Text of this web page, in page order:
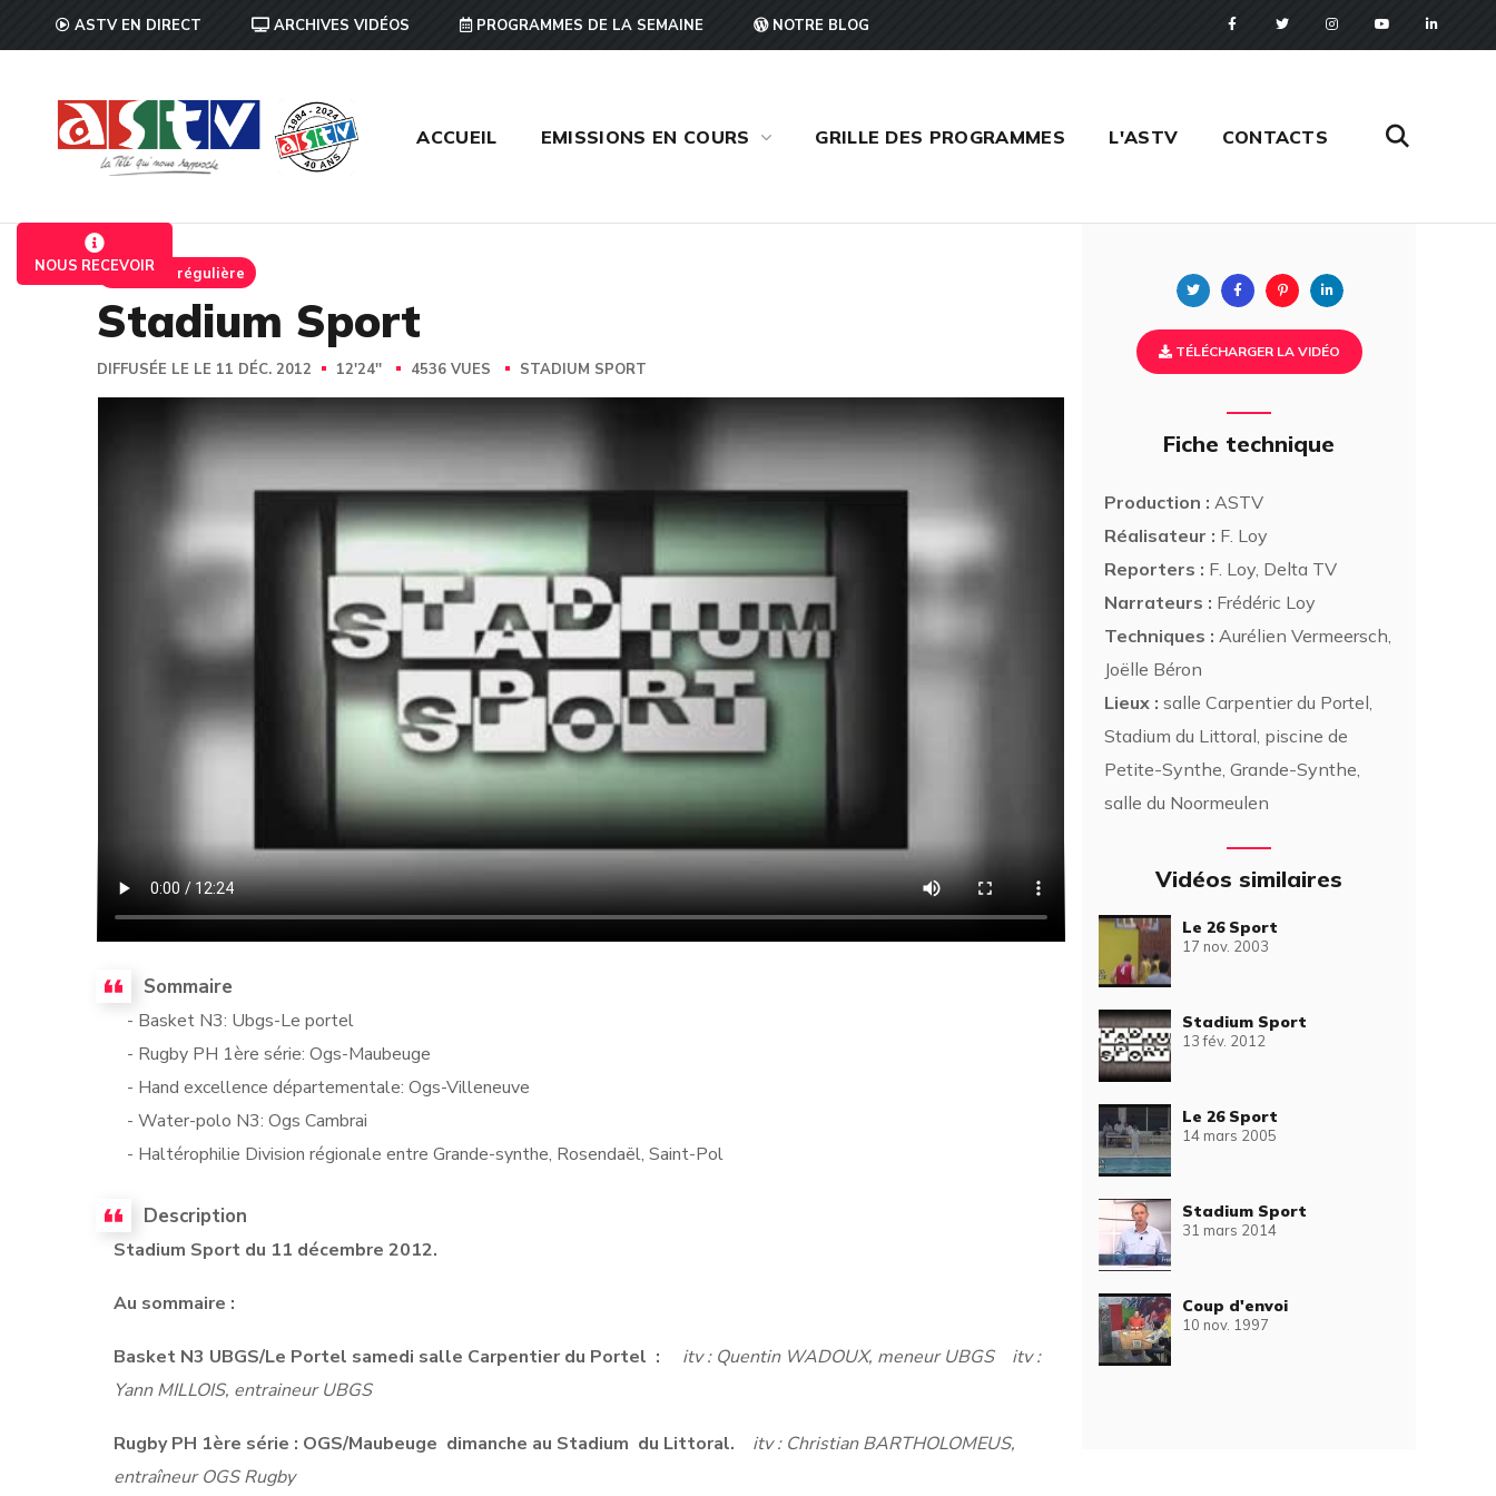
ASTV EN DIRECT ARCHIVES VIDÉOS PROGRAMMES DE LA SEMAINE NOTRE BLOG
ACCUEIL EMISSIONS EN COURS GRILLE DES PROGRAMMES L'ASTV CONTACTS
NOUS RECEVOIREmission régulière
Stadium Sport
DIFFUSÉE LE LE 11 DÉC. 2012 12'24'' 4536 VUES STADIUM SPORT
Sommaire
- Basket N3: Ubgs-Le portel
- Rugby PH 1ère série: Ogs-Maubeuge
- Hand excellence départementale: Ogs-Villeneuve
- Water-polo N3: Ogs Cambrai
- Haltérophilie Division régionale entre Grande-synthe, Rosendaël, Saint-Pol
Description
Stadium Sport du 11 décembre 2012.
Au sommaire :
Basket N3 UBGS/Le Portel samedi salle Carpentier du Portel : itv : Quentin WADOUX, meneur UBGS itv :
Yann MILLOIS, entraineur UBGS
Rugby PH 1ère série : OGS/Maubeuge dimanche au Stadium du Littoral. itv : Christian BARTHOLOMEUS,
entraîneur OGS Rugby
Twitter FacebookPinterest
TÉLÉCHARGER LA VIDÉO
Fiche technique
Production : ASTV
Réalisateur : F. Loy
Reporters : F. Loy, Delta TV
Narrateurs : Frédéric Loy
Techniques : Aurélien Vermeersch,
Joëlle Béron
Lieux : salle Carpentier du Portel,
Stadium du Littoral, piscine de
Petite-Synthe, Grande-Synthe,
salle du Noormeulen
Vidéos similaires
Le 26 Sport
17 nov. 2003
Stadium Sport
13 fév. 2012
Le 26 Sport
14 mars 2005
Stadium Sport
31 mars 2014
Coup d'envoi
10 nov. 1997